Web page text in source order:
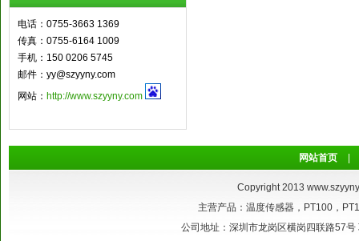
电话：0755-3663 1369
传真：0755-6164 1009
手机：150 0206 5745
邮件：yy@szyyny.com
网站： http://www.szyyny.com
网站首页
Copyright 2013
主营产品：温度传感器，PT100，
公司地址：深圳市龙岗区横岗四联路57